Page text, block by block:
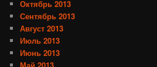
Октябрь 2013
Сентябрь 2013
Август 2013
Июль 2013
Июнь 2013